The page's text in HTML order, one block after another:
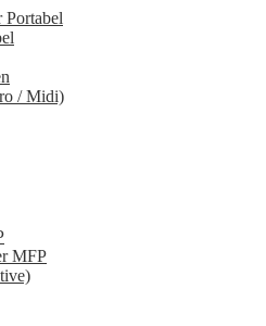
Portabel
/ Midi)
MFP